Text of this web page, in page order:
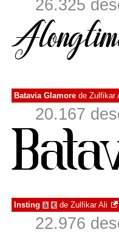
26.325
Batavia Glamore de Zulfikar
20.167
Insting à € de Zulfikar Ali
22.976